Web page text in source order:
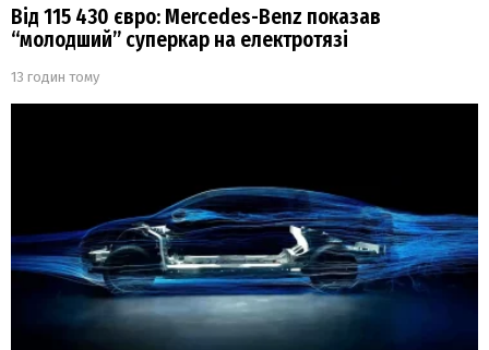
Від 115 430 євро: Mercedes-Benz показав
“молодший” суперкар на електротязі
13 годин тому